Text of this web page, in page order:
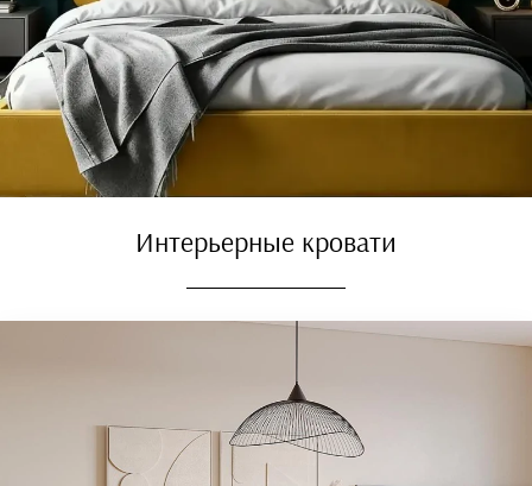
Интерьерные кровати